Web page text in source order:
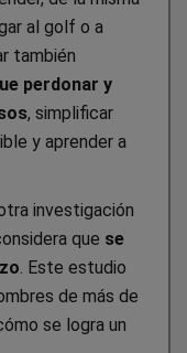
al golf o a
también
perdonar y
, simplificar
y aprender a
investigación
que se
. Este estudio
de más de
se logra un